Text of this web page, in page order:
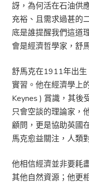
訝，為何活在石油供
充裕、且需求過甚的
底是誰提醒我們這道
會是經濟哲學家，舒
舒馬克在1911年出生
實習。他在經濟學上
Keynes ) 賞識，其後
只會空談的理論家，
顧問，更是協助英國
馬克愈益關注，人類
他相信經濟並非要耗
其他自然資源；他更